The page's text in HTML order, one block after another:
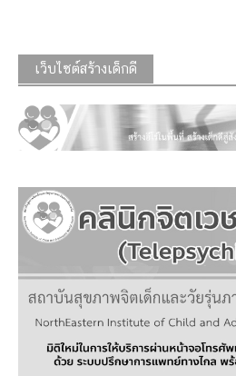
เว็บไซต์สร้างเด็กดี